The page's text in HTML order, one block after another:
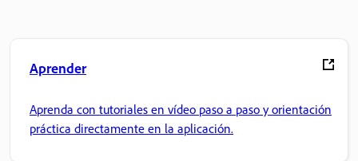
Aprender
Aprenda con tutoriales en vídeo paso a paso y orientación
práctica directamente en la aplicación.